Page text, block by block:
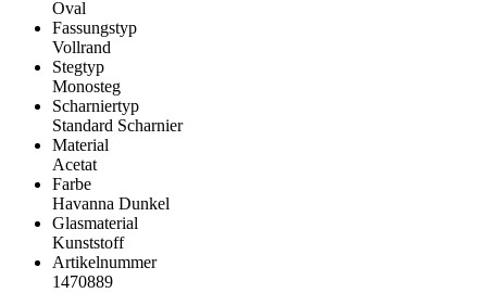
Oval
Fassungstyp
Vollrand
Stegtyp
Monosteg
Scharniertyp
Standard Scharnier
Material
Acetat
Farbe
Havanna Dunkel
Glasmaterial
Kunststoff
Artikelnummer
1470889